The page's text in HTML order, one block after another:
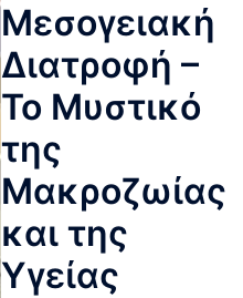
Μεσογειακή
Διατροφή –
Το Μυστικό
της
Μακροζωίας
και της
Υγείας